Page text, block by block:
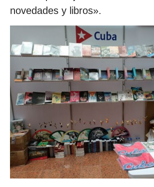
novedades y libros».